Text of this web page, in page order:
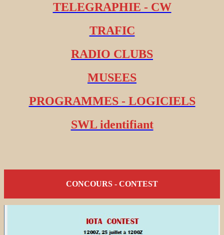
TELEGRAPHIE - CW
TRAFIC
RADIO CLUBS
MUSEES
PROGRAMMES - LOGICIELS
SWL identifiant
CONCOURS - CONTEST